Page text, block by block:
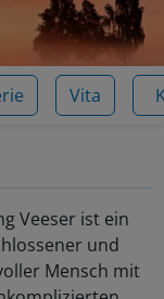
Vita
Veeser ist ein
und
Mensch mit